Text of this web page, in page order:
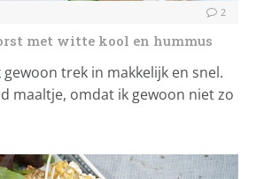
2
met witte kool en hummus
trek in makkelijk en snel.
maaltje, omdat ik gewoon niet zo